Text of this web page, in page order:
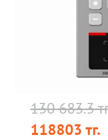
130 683.3
118803 тг.